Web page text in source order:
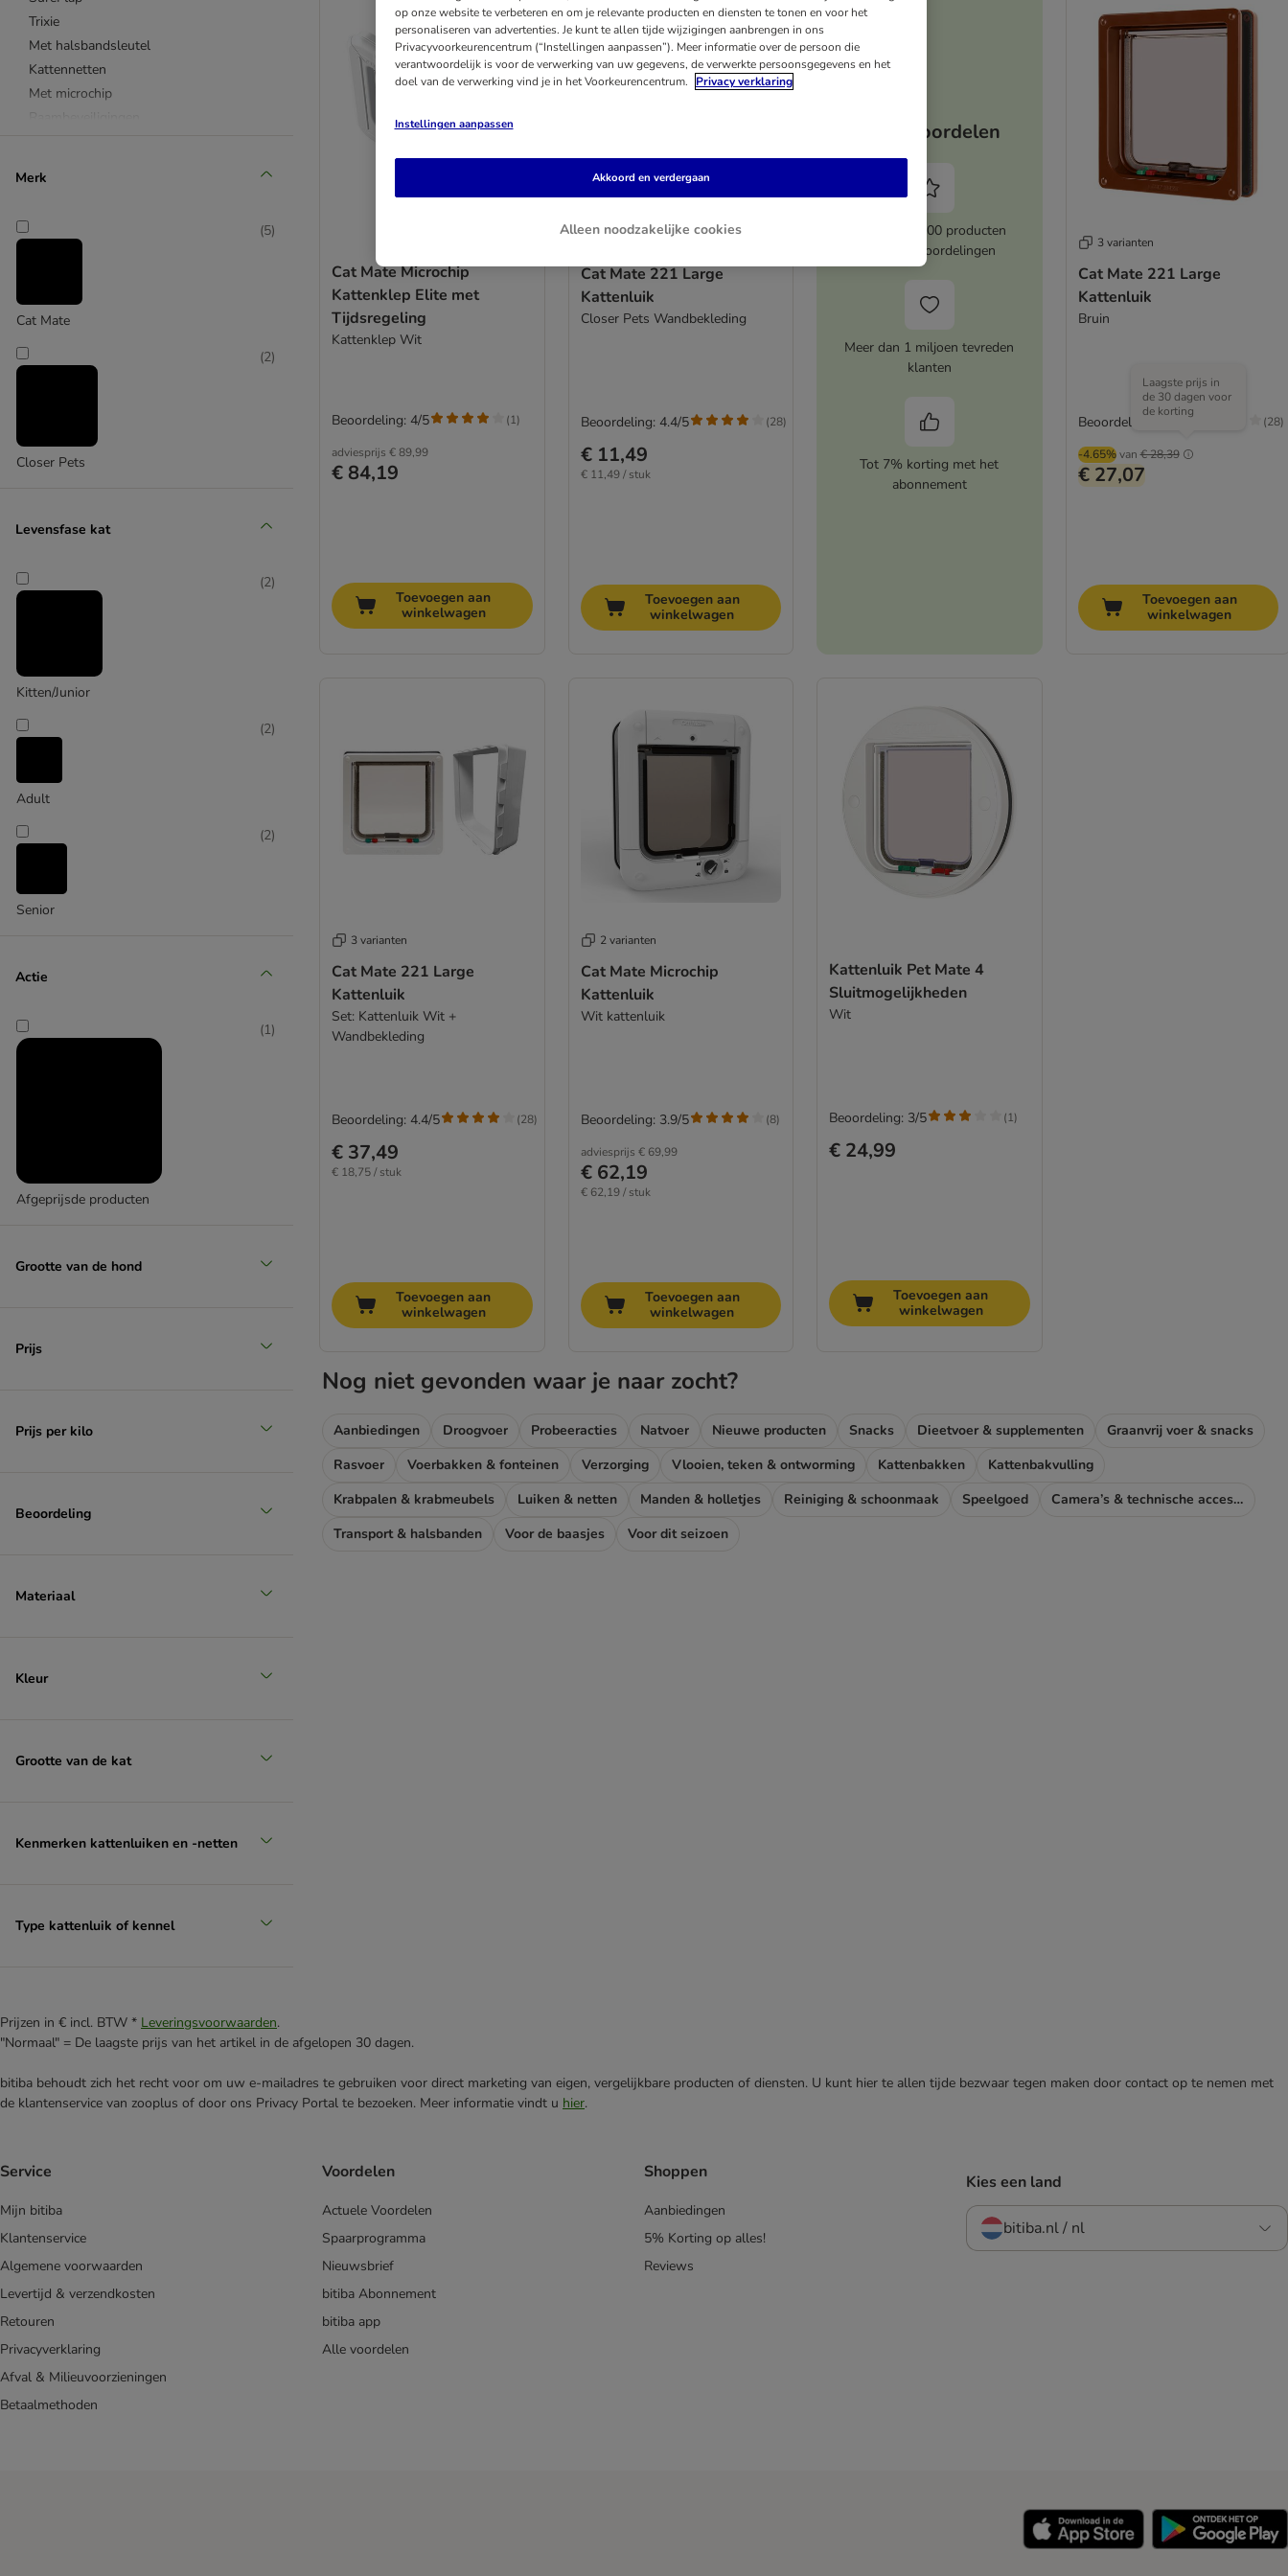
Trixie
Met halsbandsleutel
Kattennetten
Met microchip
Merk
Cat Mate
(5)
Closer Pets
(2)
Levensfase kat
Kitten/Junior
(2)
Adult
(2)
Senior
(2)
Actie
Afgeprijsde producten
(1)
Grootte van de hond
Prijs
Prijs per kilo
Beoordeling
Materiaal
Kleur
Grootte van de kat
Kenmerken kattenluiken en -netten
Type kattenluik of kennel
Cat Mate Microchip
Kattenklep Elite met
Tijdsregeling
Kattenklep Wit
adviesprijs € 89,99
€ 84,19
Beoordeling: 4/5 (1)
Toevoegen aan
winkelwagen
Cat Mate 221 Large
Kattenluik
Closer Pets Wandbekleding
€ 11,49
€ 11,49 / stuk
Beoordeling: 4.4/5 (28)
Toevoegen aan
winkelwagen
Jouw voordelen
Meer dan 8000 producten
met topbeoordelingen
Meer dan 1 miljoen tevreden
klanten
Tot 7% korting met het
abonnement
3 varianten
Cat Mate 221 Large
Kattenluik
Bruin
-4.65% van € 28,39
Laagste prijs in
de 30 dagen voor
de korting
€ 27,07
Beoordeling: 4.4/5 (28)
Toevoegen aan
winkelwagen
3 varianten
Cat Mate 221 Large
Kattenluik
Set: Kattenluik Wit +
Wandbekleding
€ 37,49
€ 18,75 / stuk
Beoordeling: 4.4/5 (28)
Toevoegen aan
winkelwagen
2 varianten
Cat Mate Microchip
Kattenluik
Wit kattenluik
adviesprijs € 69,99
€ 62,19
€ 62,19 / stuk
Beoordeling: 3.9/5 (8)
Toevoegen aan
winkelwagen
Kattenluik Pet Mate 4
Sluitmogelijkheden
Wit
€ 24,99
Beoordeling: 3/5 (1)
Toevoegen aan
winkelwagen
Nog niet gevonden waar je naar zocht?
Aanbiedingen Droogvoer Probeeracties Natvoer Nieuwe producten Snacks Dieetvoer & supplementen
Graanvrij voer & snacks
Rasvoer
Voerbakken & fonteinen Verzorging Vlooien, teken & ontworming Kattenbakken
Kattenbakvulling
Krabpalen & krabmeubels
Luiken & netten Manden & holletjes Reiniging & schoonmaak Speelgoed
Camera’s & technische accessoires
Transport & halsbanden
Voor de baasjes Voor dit seizoen
Prijzen in € incl. BTW * Leveringsvoorwaarden.
"Normaal" = De laagste prijs van het artikel in de afgelopen 30 dagen.
bitiba behoudt zich het recht voor om uw e-mailadres te gebruiken voor direct marketing van eigen, vergelijkbare producten of diensten. U kunt hier te allen tijde bezwaar tegen maken door contact op te nemen met
de klantenservice van zooplus of door ons Privacy Portal te bezoeken. Meer informatie vindt u hier.
Service
Mijn bitiba
Klantenservice
Algemene voorwaarden
Levertijd & verzendkosten
Retouren
Privacyverklaring
Afval & Milieuvoorzieningen
Betaalmethoden
Voordelen
Actuele Voordelen
Spaarprogramma
Nieuwsbrief
bitiba Abonnement
bitiba app
Alle voordelen
Shoppen
Aanbiedingen
5% Korting op alles!
Reviews
Kies een land
bitiba.nl / nl
op onze website te verbeteren en om je relevante producten en diensten te tonen en voor het
personaliseren van advertenties. Je kunt te allen tijde wijzigingen aanbrengen in ons
Privacyvoorkeurencentrum (“Instellingen aanpassen”). Meer informatie over de persoon die
verantwoordelijk is voor de verwerking van uw gegevens, de verwerkte persoonsgegevens en het
doel van de verwerking vind je in het Voorkeurencentrum.
Privacy verklaring
Instellingen aanpassen
Alleen noodzakelijke cookies
Akkoord en verdergaan